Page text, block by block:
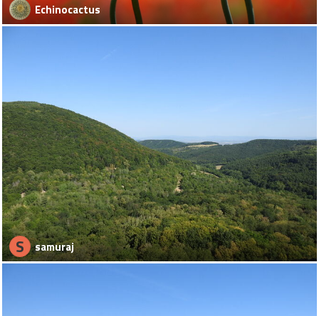
Echinocactus
S samuraj